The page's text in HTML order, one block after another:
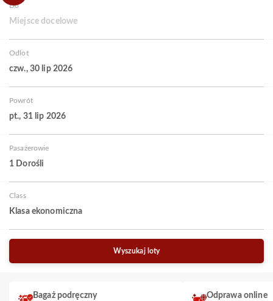
Do
Miejsce docelowe
Odlot
czw., 30 lip 2026
Powrót
pt., 31 lip 2026
Pasażerowie
1 Dorośli
Class
Klasa ekonomiczna
Wyszukaj loty
Bagaż podręczny Odprawa online